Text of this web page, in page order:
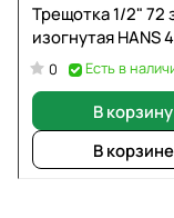
Трещотка 1/2" 72
изогнутая HANS
0 Есть в
В корзину
В корзине